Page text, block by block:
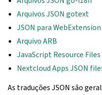
Arquivos JSON gotext
JSON para WebExtension
Arquivo ARB
JavaScript Resource Files
Nextcloud Apps JSON
As traduções JSON são